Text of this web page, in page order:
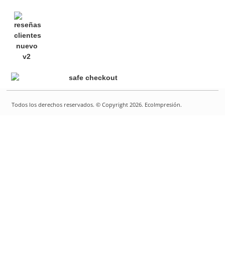
Todos los derechos reservados. © Copyright 2026. EcoImpresión.